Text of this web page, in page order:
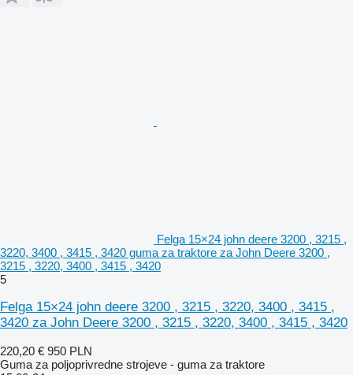
Felga 15×24 john deere 3200 , 3215 ,
3220, 3400 , 3415 , 3420 guma za traktore za John Deere 3200 ,
3215 , 3220, 3400 , 3415 , 3420
5
Felga 15×24 john deere 3200 , 3215 , 3220, 3400 , 3415 ,
3420 za John Deere 3200 , 3215 , 3220, 3400 , 3415 , 3420
220,20 € 950 PLN
Guma za poljoprivredne strojeve - guma za traktore